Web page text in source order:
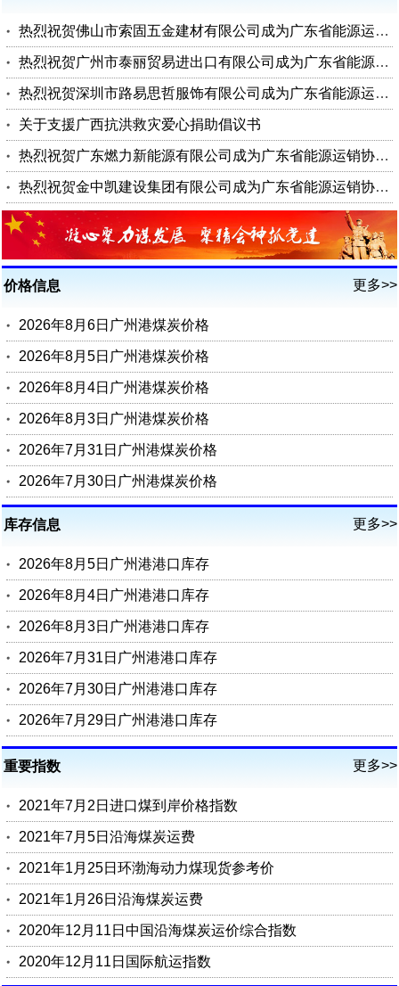
热烈祝贺佛山市索固五金建材有限公司成为广东省能源运销协会会员单位
热烈祝贺广州市泰丽贸易进出口有限公司成为广东省能源运销协会会员单位
热烈祝贺深圳市路易思哲服饰有限公司成为广东省能源运销协会会员单位
关于支援广西抗洪救灾爱心捐助倡议书
热烈祝贺广东燃力新能源有限公司成为广东省能源运销协会理事单位
热烈祝贺金中凯建设集团有限公司成为广东省能源运销协会会员单位
更多>>
价格信息
2026年8月6日广州港煤炭价格
2026年8月5日广州港煤炭价格
2026年8月4日广州港煤炭价格
2026年8月3日广州港煤炭价格
2026年7月31日广州港煤炭价格
2026年7月30日广州港煤炭价格
更多>>
库存信息
2026年8月5日广州港港口库存
2026年8月4日广州港港口库存
2026年8月3日广州港港口库存
2026年7月31日广州港港口库存
2026年7月30日广州港港口库存
2026年7月29日广州港港口库存
更多>>
重要指数
2021年7月2日进口煤到岸价格指数
2021年7月5日沿海煤炭运费
2021年1月25日环渤海动力煤现货参考价
2021年1月26日沿海煤炭运费
2020年12月11日中国沿海煤炭运价综合指数
2020年12月11日国际航运指数